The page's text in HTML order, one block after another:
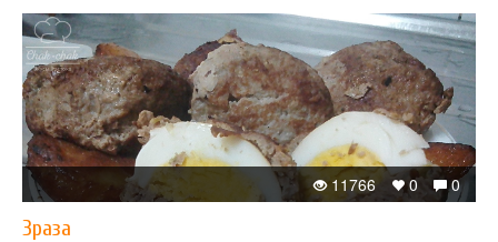
0
0
11766
Зраза